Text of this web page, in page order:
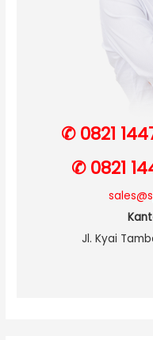
✆ 0821
✆ 0821
Jl. Kyai